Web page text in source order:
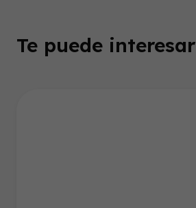
Te puede interesar